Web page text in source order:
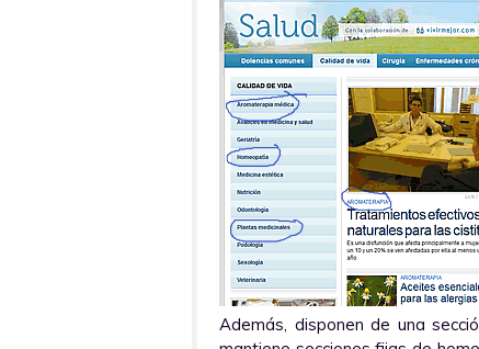
Además, disponen de una